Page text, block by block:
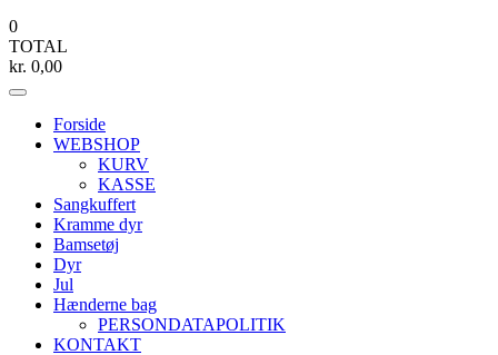
0
TOTAL
kr. 0,00
Forside
WEBSHOP
KURV
KASSE
Sangkuffert
Kramme dyr
Bamsetøj
Dyr
Jul
Hænderne bag
PERSONDATAPOLITIK
KONTAKT